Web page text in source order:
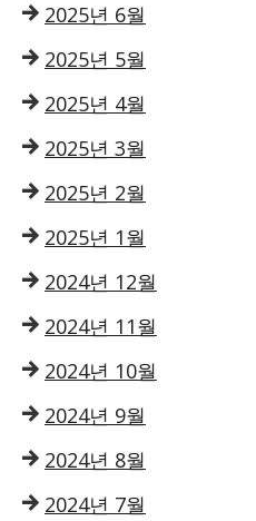
2025년 6월
2025년 5월
2025년 4월
2025년 3월
2025년 2월
2025년 1월
2024년 12월
2024년 11월
2024년 10월
2024년 9월
2024년 8월
2024년 7월